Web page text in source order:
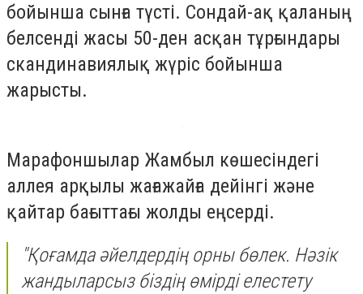
бойынша сынға түсті. Сондай-ақ қаланың
белсенді жасы 50-ден асқан тұрғындары
скандинавиялық жүріс бойынша
жарысты.
Марафоншылар Жамбыл көшесіндегі
аллея арқылы жағажайға дейінгі және
қайтар бағыттағы жолды еңсерді.
"Қоғамда әйелдердің орны бөлек. Нәзік
жандыларсыз біздің өмірді елестету